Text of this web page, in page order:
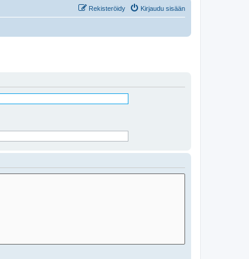
Kirjaudu sisään
Rekisteröidy